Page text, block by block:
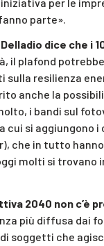
parte».
dice che i
il plafond
resilienza
anche la
i bandi sul
cui si aggiungono
che in tutto
molti si trovano
2040 non c’è
più diffusa dai
soggetti che